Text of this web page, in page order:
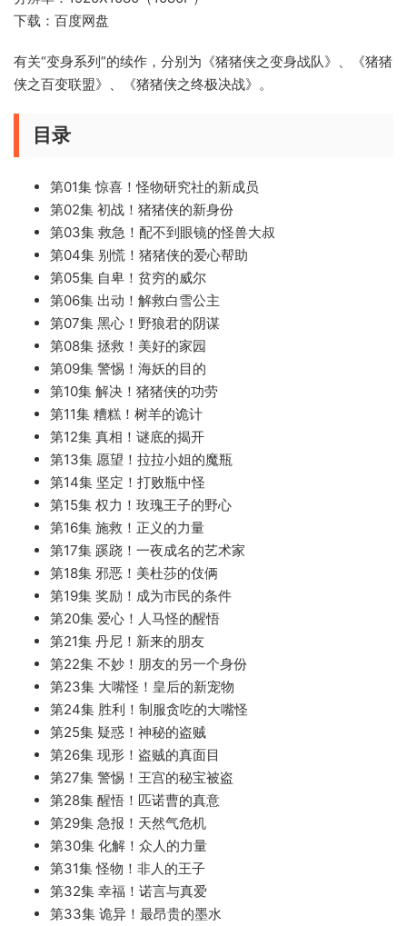
下载：百度网盘
有关“变身系列”的续作，分别为《猪猪侠之变身战队》、《猪猪
侠之百变联盟》、《猪猪侠之终极决战》。
目录
第01集 惊喜！怪物研究社的新成员
第02集 初战！猪猪侠的新身份
第03集 救急！配不到眼镜的怪兽大叔
第04集 别慌！猪猪侠的爱心帮助
第05集 自卑！贫穷的威尔
第06集 出动！解救白雪公主
第07集 黑心！野狼君的阴谋
第08集 拯救！美好的家园
第09集 警惕！海妖的目的
第10集 解决！猪猪侠的功劳
第11集 糟糕！树羊的诡计
第12集 真相！谜底的揭开
第13集 愿望！拉拉小姐的魔瓶
第14集 坚定！打败瓶中怪
第15集 权力！玫瑰王子的野心
第16集 施救！正义的力量
第17集 蹊跷！一夜成名的艺术家
第18集 邪恶！美杜莎的伎俩
第19集 奖励！成为市民的条件
第20集 爱心！人马怪的醒悟
第21集 丹尼！新来的朋友
第22集 不妙！朋友的另一个身份
第23集 大嘴怪！皇后的新宠物
第24集 胜利！制服贪吃的大嘴怪
第25集 疑惑！神秘的盗贼
第26集 现形！盗贼的真面目
第27集 警惕！王宫的秘宝被盗
第28集 醒悟！匹诺曹的真意
第29集 急报！天然气危机
第30集 化解！众人的力量
第31集 怪物！非人的王子
第32集 幸福！诺言与真爱
第33集 诡异！最昂贵的墨水